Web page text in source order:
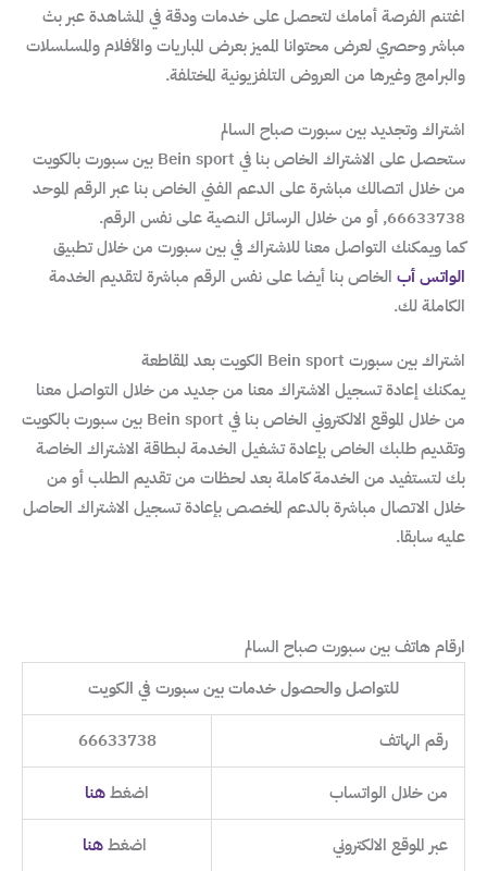
اغتنم الفرصة أمامك لتحصل على خدمات ودقة في المشاهدة عبر بث
مباشر وحصري لعرض محتوانا المميز بعرض المباريات والأفلام والمسلسلات
والبرامج وغيرها من العروض التلفزيونية المختلفة.
اشتراك وتجديد بين سبورت صباح السالم
ستحصل على الاشتراك الخاص بنا في Bein sport بين سبورت بالكويت
من خلال اتصالك مباشرة على الدعم الفني الخاص بنا عبر الرقم الموحد
66633738, أو من خلال الرسائل النصية على نفس الرقم.
كما ويمكنك التواصل معنا للاشتراك في بين سبورت من خلال تطبيق
الواتس أب الخاص بنا أيضا على نفس الرقم مباشرة لتقديم الخدمة
الكاملة لك.
اشتراك بين سبورت Bein sport الكويت بعد المقاطعة
يمكنك إعادة تسجيل الاشتراك معنا من جديد من خلال التواصل معنا
من خلال الموقع الالكتروني الخاص بنا في Bein sport بين سبورت بالكويت
وتقديم طلبك الخاص بإعادة تشغيل الخدمة لبطاقة الاشتراك الخاصة
بك لتستفيد من الخدمة كاملة بعد لحظات من تقديم الطلب أو من
خلال الاتصال مباشرة بالدعم المخصص بإعادة تسجيل الاشتراك الحاصل
عليه سابقا.
ارقام هاتف بين سبورت صباح السالم
للتواصل والحصول خدمات بين سبورت في الكويت
رقم الهاتف 66633738
من خلال الواتساب اضغطهنا
عبر الموقع الالكتروني اضغطهنا